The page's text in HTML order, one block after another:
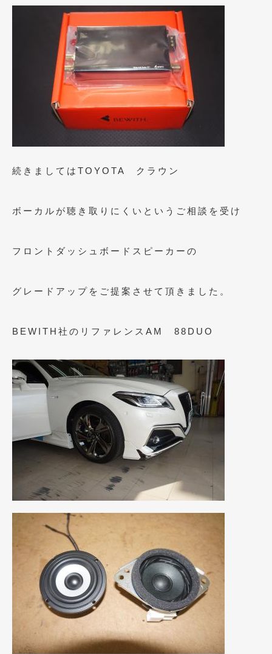
続きましてはTOYOTA クラウン
ボーカルが聴き取りにくいというご相談を受け
フロントダッシュボードスピーカーの
グレードアップをご提案させて頂きました。
BEWITH社のリファレンスAM 88DUO